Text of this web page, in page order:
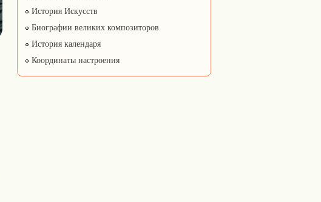
История Искусств
Биографии великих композиторов
История календаря
Координаты настроения